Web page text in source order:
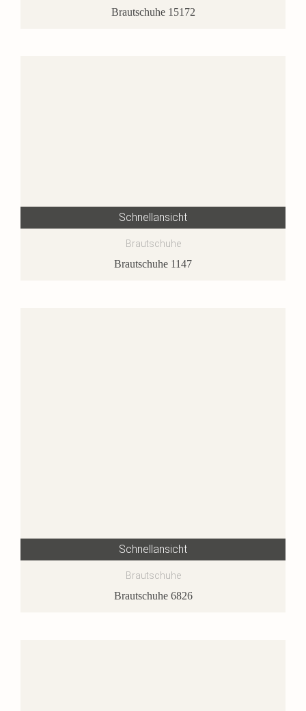
Brautschuhe 15172
Schnellansicht
Brautschuhe
Brautschuhe 1147
Schnellansicht
Brautschuhe
Brautschuhe 6826